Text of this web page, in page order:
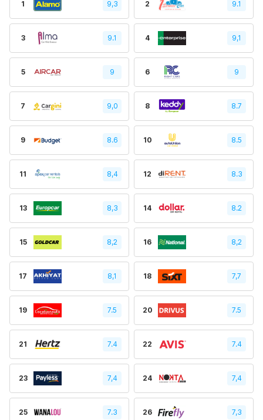
1 9,3 2 9.1
3 9.1 4 9,1
5 9 6 9
7 9,0 8 8.7
9 8.6 10 8.5
11 8,4 12 8.3
13 8,3 14 8.2
15 8,2 16 8,2
17 8,1 18 7,7
19 7.5 20 7.5
21 7.4 22 7.4
23 7,4 24 7,4
25 7.3 26 7,3